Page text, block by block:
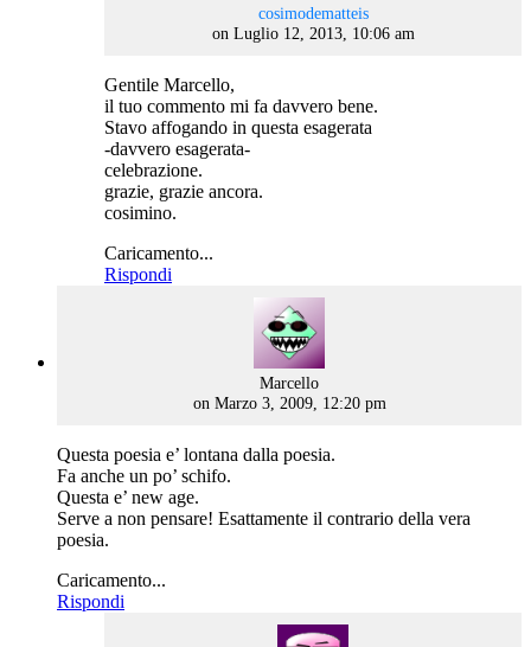
cosimodematteissays:
on Luglio 12, 2013, 10:06 am
Gentile Marcello,
il tuo commento mi fa davvero bene.
Stavo affogando in questa esagerata
-davvero esagerata-
celebrazione.
grazie, grazie ancora.
cosimino.
Caricamento...
Rispondi
Marcellosays:
on Marzo 3, 2009, 12:20 pm
Questa poesia e’ lontana dalla poesia.
Fa anche un po’ schifo.
Questa e’ new age.
Serve a non pensare! Esattamente il contrario della vera
poesia.
Caricamento...
Rispondi